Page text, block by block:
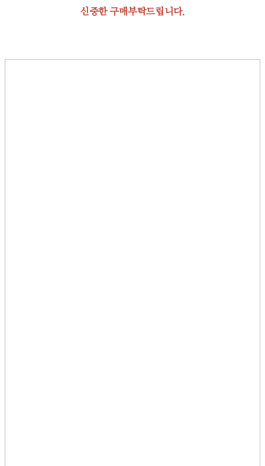
신중한 구매부탁드립니다.